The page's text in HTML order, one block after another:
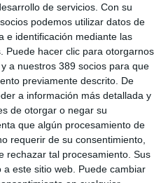
de servicios. Con su
podemos utilizar datos de
e identificación mediante las
Puede hacer clic para otorgarnos
a nuestros 389 socios para que
previamente descrito. De
a información más detallada y
de otorgar o negar su
que algún procesamiento de
requerir de su consentimiento,
rechazar tal procesamiento. Sus
este sitio web. Puede cambiar
gestores ya llevan tiempo
lo que confía en que esta guía
otros aspectos, se muestra
de gestión de riesgos de
a los objetivos estratégicos y
de
relacionados con la
medioambientales,
enfoques para la
sobre la
y la divulgación de los riesgos.